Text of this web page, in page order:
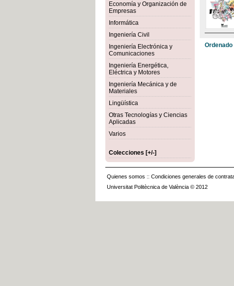
Economía y Organización de
Empresas
Informática
Ingeniería Civil
Ingeniería Electrónica y
Comunicaciones
Ingeniería Energética,
Eléctrica y Motores
Ingeniería Mecánica y de
Materiales
Lingüística
Otras Tecnologías y Ciencias
Aplicadas
Varios
Colecciones [+/-]
Ordenado
Quienes somos :: Condiciones generales de
Universitat Politècnica de València © 2012